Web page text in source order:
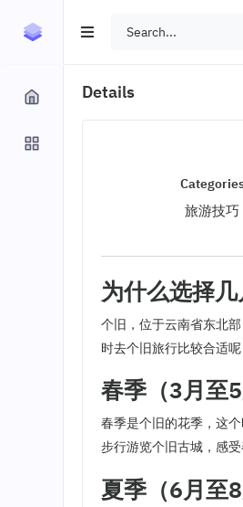
Details
旅游技巧
为什么选择
个旧，位于云南省东北
时去个旧旅行比较合适
春季（3月至5
春季是个旧的花季，这
步行游览个旧古城，感受
夏季（6月至8